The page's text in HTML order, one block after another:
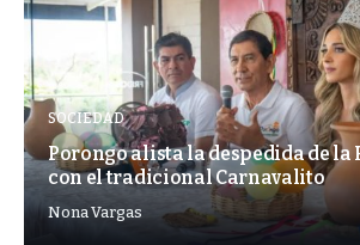
SOCIEDAD
Porongo alista la despedida de la
con el tradicional Carnavalito
Nona Vargas